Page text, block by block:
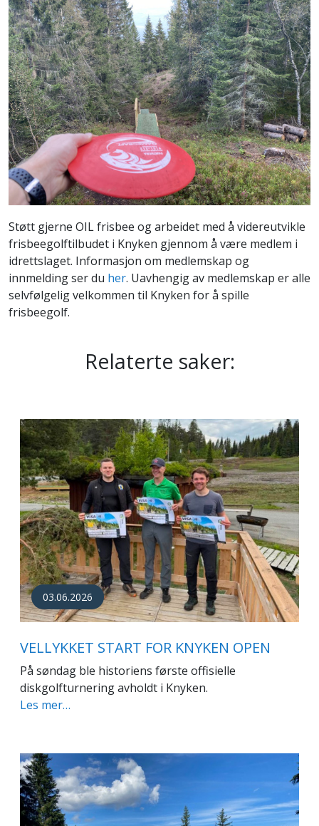
Støtt gjerne OIL frisbee og arbeidet med å videreutvikle
frisbeegolftilbudet i Knyken gjennom å være medlem i
idrettslaget. Informasjon om medlemskap og
innmelding ser du her. Uavhengig av medlemskap er alle
selvfølgelig velkommen til Knyken for å spille
frisbeegolf.
Relaterte saker:
03.06.2026
VELLYKKET START FOR KNYKEN OPEN
På søndag ble historiens første offisielle
diskgolfturnering avholdt i Knyken.
Les mer…